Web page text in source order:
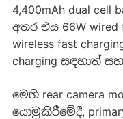
4,400mAh dual
අතර එය 66W wired
wireless fast
charging සඳහාත්
මෙහි rear camera
යොමුකිරීමේදී,